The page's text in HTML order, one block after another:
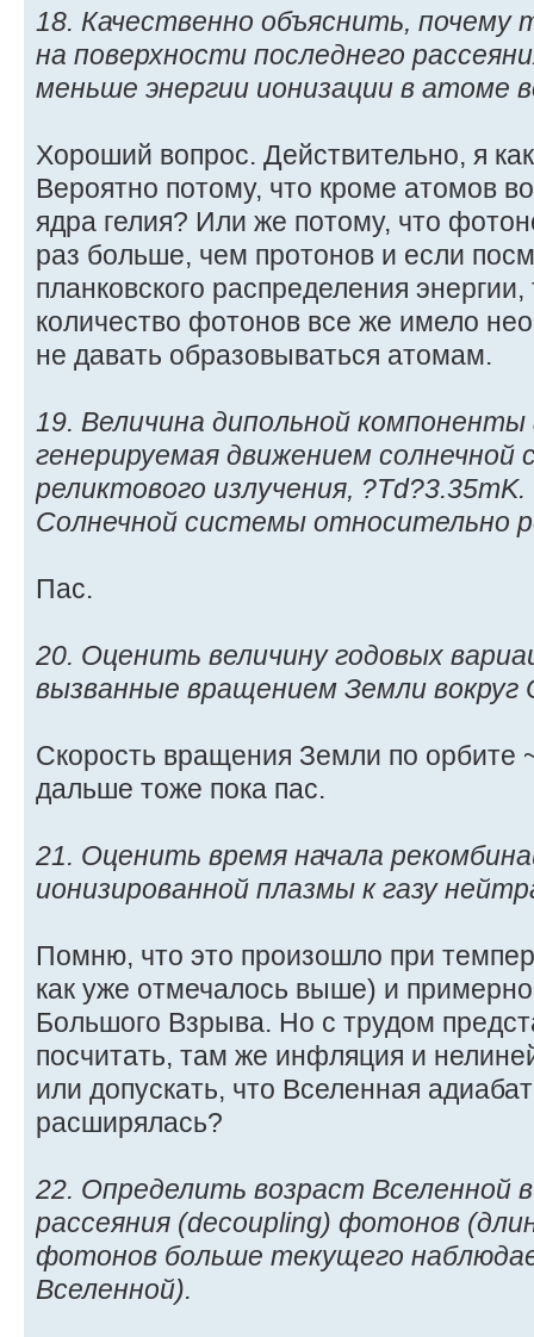
18. Качественно объяснить,
на поверхности последнего
меньше энергии ионизации в атоме
Хороший вопрос. Действительно, я
Вероятно потому, что кроме атомов
ядра гелия? Или же потому, что
раз больше, чем протонов и если
планковского распределения
количество фотонов все же имело
не давать образовываться атомам.
19. Величина дипольной
генерируемая движением
реликтового излучения,
Солнечной системы относительно
Пас.
20. Оценить величину годовых
вызванные вращением Земли вокруг
Скорость вращения Земли по орбите
дальше тоже пока пас.
21. Оценить время начала
ионизированной плазмы к газу
Помню, что это произошло при
как уже отмечалось выше) и
Большого Взрыва. Но с трудом
посчитать, там же инфляция и
или допускать, что Вселенная
расширялась?
22. Определить возраст Вселенной
рассеяния (decoupling) фотонов
фотонов больше текущего
Вселенной).